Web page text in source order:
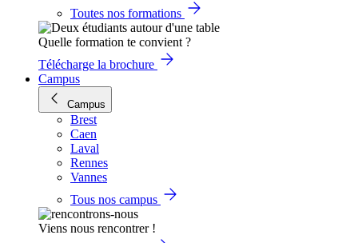
Toutes nos formations
Quelle formation te convient ?
Télécharge la brochure
Campus
Campus
Brest
Caen
Laval
Rennes
Vannes
Tous nos campus
Viens nous rencontrer !